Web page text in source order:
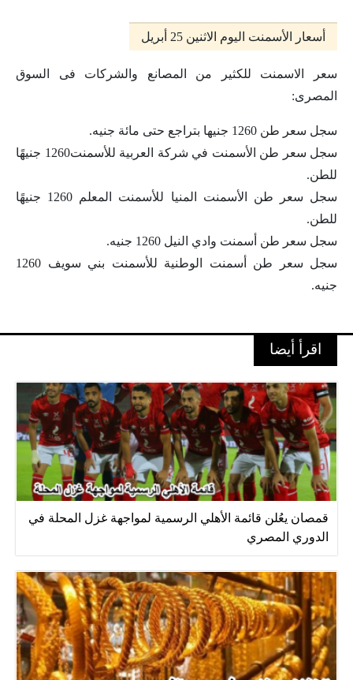
أسعار الأسمنت اليوم الاثنين 25 أبريل
سعر الاسمنت للكثير من المصانع والشركات فى السوق
المصرى:
سجل سعر طن 1260 جنيها بتراجع حتى مائة جنيه.
سجل سعر طن الأسمنت في شركة العربية للأسمنت1260 جنيهًا
للطن.
سجل سعر طن الأسمنت المنيا للأسمنت المعلم 1260 جنيهًا
للطن.
سجل سعر طن أسمنت وادي النيل 1260 جنيه.
سجل سعر طن أسمنت الوطنية للأسمنت بني سويف 1260
جنيه.
اقرأ أيضا
قمصان يعُلن قائمة الأهلي الرسمية لمواجهة غزل المحلة في
الدوري المصري